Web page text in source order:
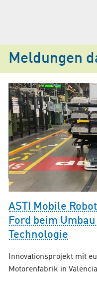
Meldungen
ASTI Mobile
Ford beim
Technologie
Innovationsprojekt mit
Motorenfabrik in